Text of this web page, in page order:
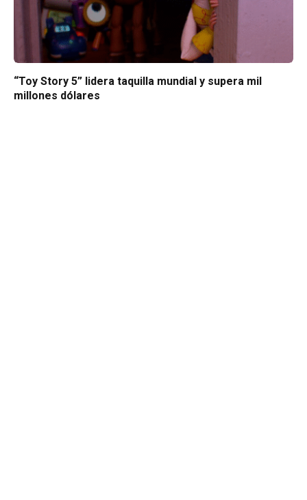
“Toy Story 5” lidera taquilla mundial y supera mil
millones dólares